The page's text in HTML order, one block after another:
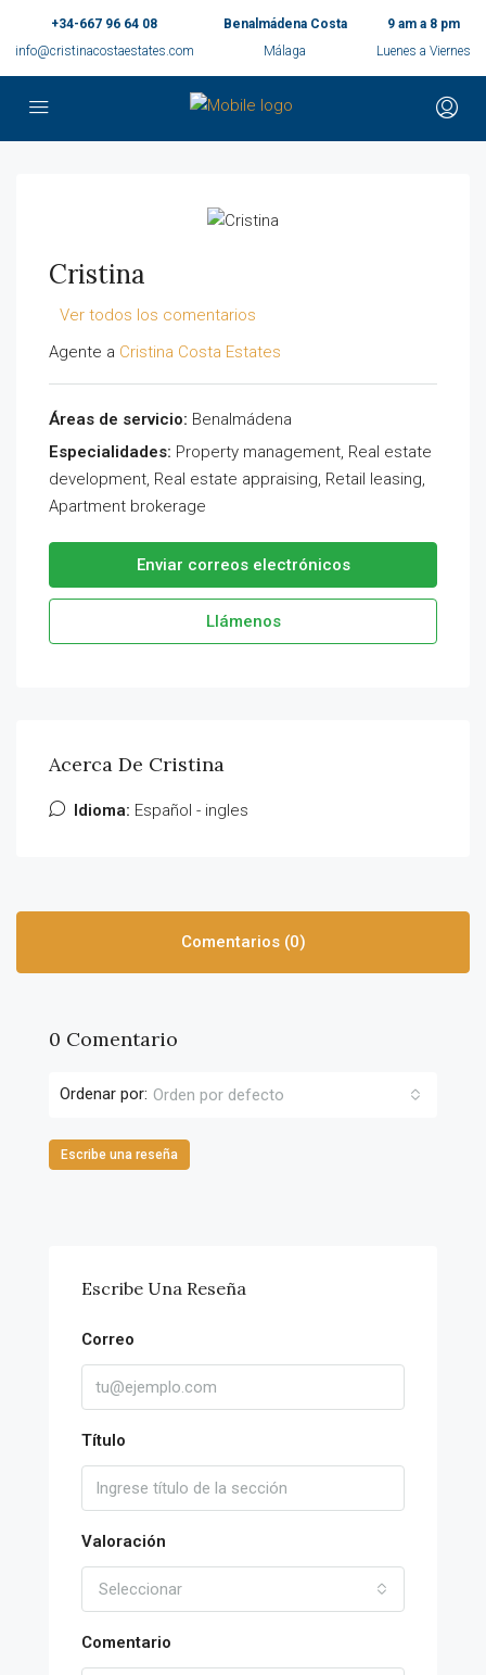
+34-667 96 64 08
info@cristinacostaestates.com
Benalmádena Costa
Málaga
9 am a 8 pm
Luenes a Viernes
Cristina
Ver todos los comentarios
Agente a Cristina Costa Estates
Áreas de servicio: Benalmádena
Especialidades: Property management, Real estate
development, Real estate appraising, Retail leasing,
Apartment brokerage
Enviar correos electrónicos
Llámenos
Acerca De Cristina
Idioma: Español - ingles
Comentarios (0)
0 Comentario
Ordenar por: Orden por defecto
Escribe una reseña
Escribe Una Reseña
Correo
Título
Valoración
Seleccionar
Comentario